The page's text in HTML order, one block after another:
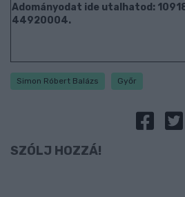
Adományodat ide utalhatod:
44920004.
Simon Róbert Balázs Győr
SZÓLJ HOZZÁ!